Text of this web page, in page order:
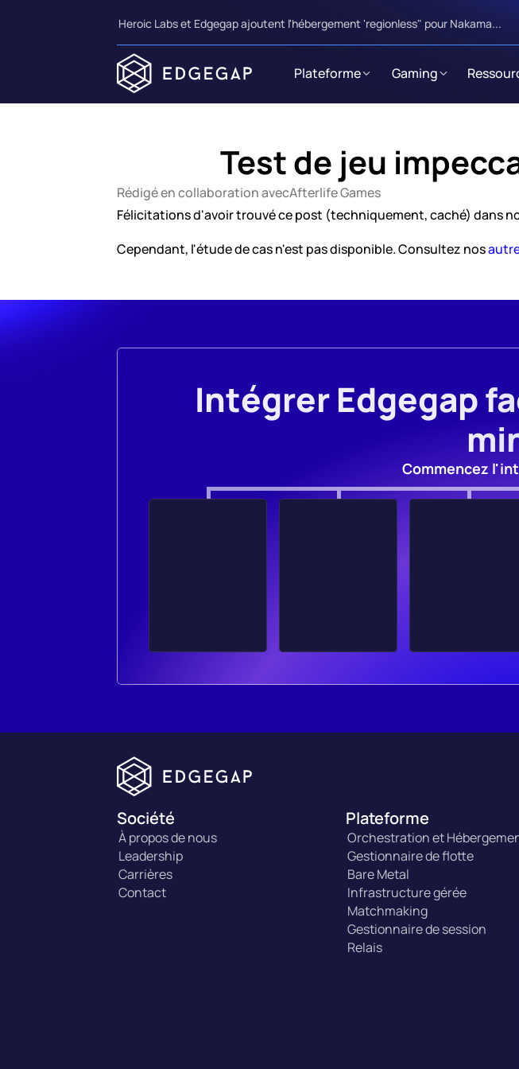
Heroic Labs et Edgegap ajoutent l'hébergement 'regionless" pour Nakama...
Plateforme Gaming
Test de jeu
Rédigé en collaboration avecAfterlife Games
Félicitations d'avoir trouvé ce post (techniquement, caché) dans
Cependant, l'étude de cas n'est pas disponible. Consultez nos
Intégrer Edgegap
Commencez
Société
À propos de nous
Leadership
Carrières
Contact
Plateforme
Orchestration et
Gestionnaire de flotte
Bare Metal
Infrastructure gérée
Matchmaking
Gestionnaire de session
Relais